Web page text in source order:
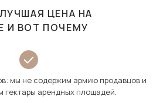
ЦЕНА НА
И ВОТ ПОЧЕМУ
мы не содержим армию продавцов и
гектары арендных площадей.